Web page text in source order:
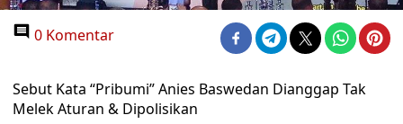
0 Komentar
Sebut Kata “Pribumi” Anies Baswedan Dianggap Tak
Melek Aturan & Dipolisikan